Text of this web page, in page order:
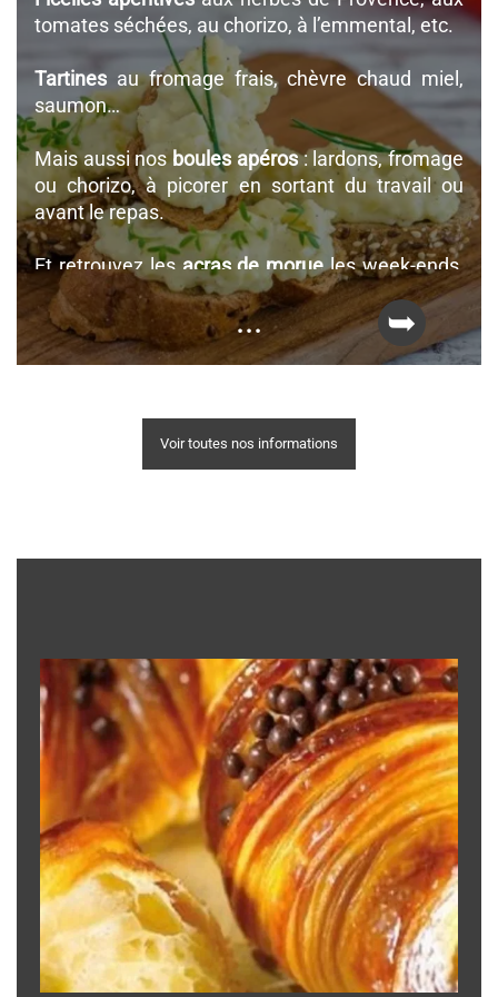
la passion, pistache, vanille…
tomates séchées, au chorizo, à l’emmental, etc.
Tartines au fromage frais, chèvre chaud miel,
saumon…
Mais aussi nosboules apéros: lardons, fromage
ou chorizo, à picorer en sortant du travail ou
avant le repas.
Et retrouvez les acras de morueles week-ends,
une spécialité de notre maison.
...
Voir toutes nos informations